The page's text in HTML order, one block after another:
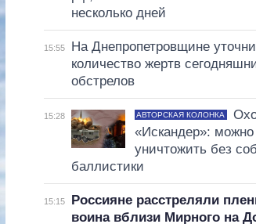
несколько дней
15:55
На Днепропетровщине
количество жертв
обстрелов
15:28 АВТОРСКАЯ КОЛОНКА
«Искандер»: можно
уничтожить без
баллистики
15:15
Россияне расстреляли
воина вблизи Мирного на